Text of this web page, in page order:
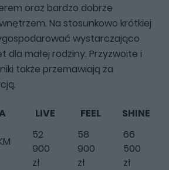
oraz bardzo dobrze
Na stosunkowo krótkiej
wystarczająco
dla małej rodziny. Przyzwoite i
także przemawiają za
LIVE FEEL SHINE
52
900
zł
58
900
zł
66
500
zł